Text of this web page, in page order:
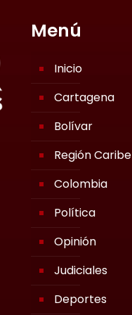
Menú
Inicio
Cartagena
Bolívar
Región Caribe
Colombia
Política
Opinión
Judiciales
Deportes